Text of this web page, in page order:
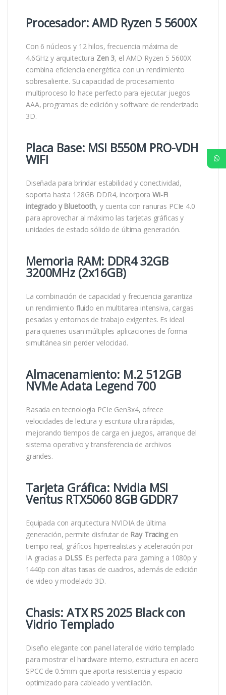
Procesador: AMD Ryzen 5 5600X
Con 6 núcleos y 12 hilos, frecuencia máxima de
4.6GHz y arquitectura Zen 3, el AMD Ryzen 5 5600X
combina eficiencia energética con un rendimiento
sobresaliente. Su capacidad de procesamiento
multiproceso lo hace perfecto para ejecutar juegos
AAA, programas de edición y software de renderizado
3D.
Placa Base: MSI B550M PRO-VDH
WIFI
Diseñada para brindar estabilidad y conectividad,
soporta hasta 128GB DDR4, incorpora Wi-Fi
integrado y Bluetooth, y cuenta con ranuras PCIe 4.0
para aprovechar al máximo las tarjetas gráficas y
unidades de estado sólido de última generación.
Memoria RAM: DDR4 32GB
3200MHz (2x16GB)
La combinación de capacidad y frecuencia garantiza
un rendimiento fluido en multitarea intensiva, cargas
pesadas y entornos de trabajo exigentes. Es ideal
para quienes usan múltiples aplicaciones de forma
simultánea sin perder velocidad.
Almacenamiento: M.2 512GB
NVMe Adata Legend 700
Basada en tecnología PCIe Gen3x4, ofrece
velocidades de lectura y escritura ultra rápidas,
mejorando tiempos de carga en juegos, arranque del
sistema operativo y transferencia de archivos
grandes.
Tarjeta Gráfica: Nvidia MSI
Ventus RTX5060 8GB GDDR7
Equipada con arquitectura NVIDIA de última
generación, permite disfrutar de Ray Tracingen
tiempo real, gráficos hiperrealistas y aceleración por
IA gracias a DLSS. Es perfecta para gaming a 1080p y
1440p con altas tasas de cuadros, además de edición
de video y modelado 3D.
Chasis: ATX RS 2025 Black con
Vidrio Templado
Diseño elegante con panel lateral de vidrio templado
para mostrar el hardware interno, estructura en acero
SPCC de 0.5mm que aporta resistencia y espacio
optimizado para cableado y ventilación.